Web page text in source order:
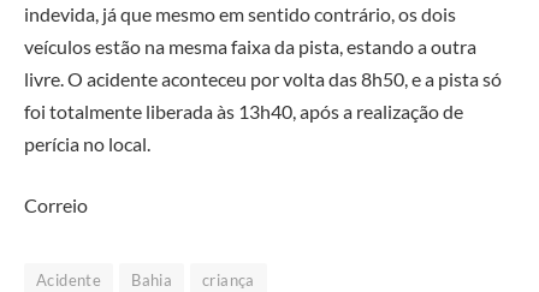
indevida, já que mesmo em sentido contrário, os dois
veículos estão na mesma faixa da pista, estando a outra
livre. O acidente aconteceu por volta das 8h50, e a pista só
foi totalmente liberada às 13h40, após a realização de
perícia no local.
Correio
Acidente Bahia criança